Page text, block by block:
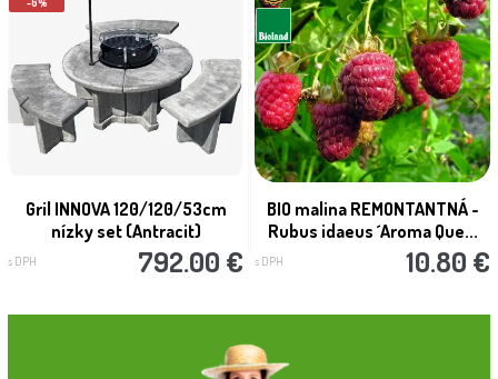
Gril INNOVA 120/120/53cm
nízky set (Antracit)
s DPH 792.00 €
BIO malina REMONTANTNÁ -
Rubus idaeus ´Aroma Que...
s DPH 10.80 €